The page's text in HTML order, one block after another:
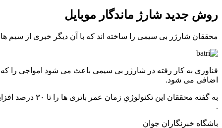
روش جدید شارژ ماندگار موبایل
محققان شارژر بی سیمی را ساخته اند که با آن دیگر خبری از سیم
فناوری به کار رفته در شارژر بی سیمی باعث می شود امواجی را
اضافی می شود.
به گفته
.
باشگاه خبرنگاران جوان